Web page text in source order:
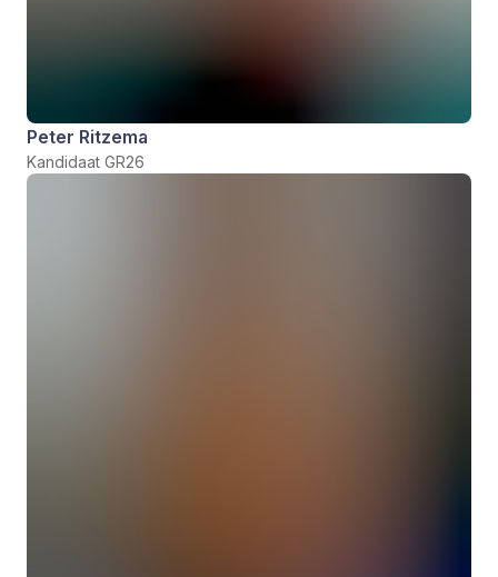
Peter Ritzema
Kandidaat GR26